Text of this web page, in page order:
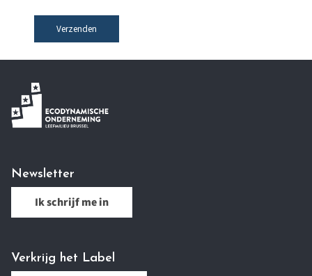
Newsletter
Ik schrijf me in
Verkrijg het Label